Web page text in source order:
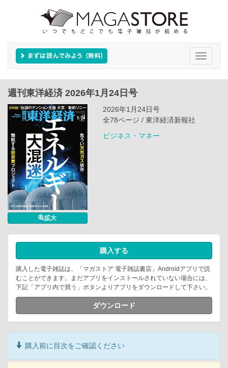
Toggle
週刊東洋経済 2026年1月24日号
拡大
2026年1月24日号
全78ページ / 東洋経済新報社
ビジネス・マネー
購入する
購入した電子雑誌は、「マガストア 電子雑誌書店」Androidアプリで読
むことができます。まだアプリをインストールされていない場合には、
下記「アプリ内で買う」ボタンよりアプリをダウンロードして下さい。
ダウンロード
購入前に目次をご確認ください